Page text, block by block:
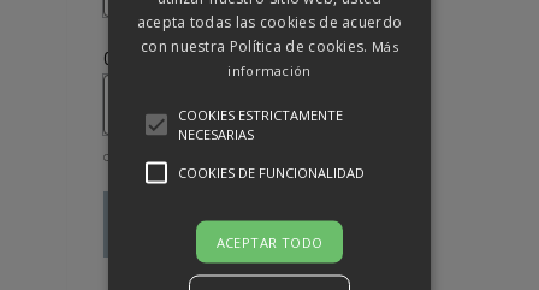
Contraseña*Obligatorio
Recuérdame
Acceso
acepta todas las cookies de acuerdo
con nuestra Política de cookies. Más
información
COOKIES ESTRICTAMENTE
NECESARIAS
COOKIES DE FUNCIONALIDAD
ACEPTAR TODO